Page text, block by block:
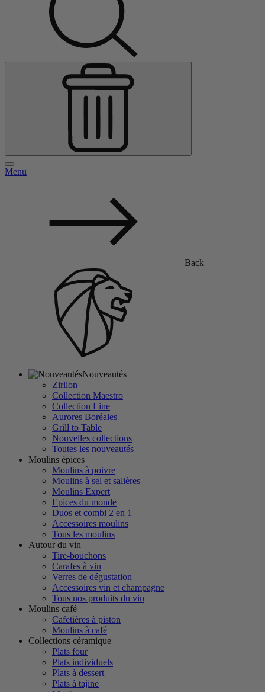
Menu
Back
Nouveautés
Zirlion
Collection Maestro
Collection Line
Aurores Boréales
Grill to Table
Nouvelles collections
Toutes les nouveautés
Moulins épices
Moulins à poivre
Moulins à sel et salières
Moulins Expert
Epices du monde
Duos et combi 2 en 1
Accessoires moulins
Tous les moulins
Autour du vin
Tire-bouchons
Carafes à vin
Verres de dégustation
Accessoires vin et champagne
Tous nos produits du vin
Moulins café
Cafetières à piston
Moulins à café
Collections céramique
Plats four
Plats individuels
Plats à dessert
Plats à tajine